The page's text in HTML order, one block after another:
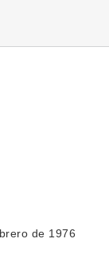
de 1976